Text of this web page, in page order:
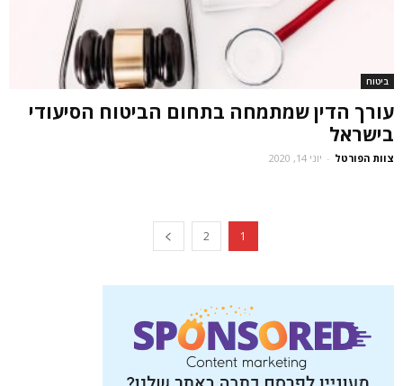
ביטוח
עורך הדין שמתמחה בתחום הביטוח הסיעודי
בישראל
צוות הפורטל - יוני 14, 2020
1
2